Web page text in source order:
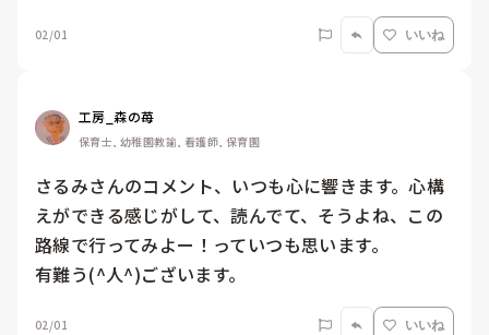
02/01 いいね
工房_森の苺
保育士, 幼稚園教諭, 看護師, 保育園
さるみさんのコメント、いつも心に響きます。心構
えができる感じがして、読んでて、そうよね、この
路線で行ってみよー！っていつも思います。
有難う(^人^)ございます。
02/01 いいね